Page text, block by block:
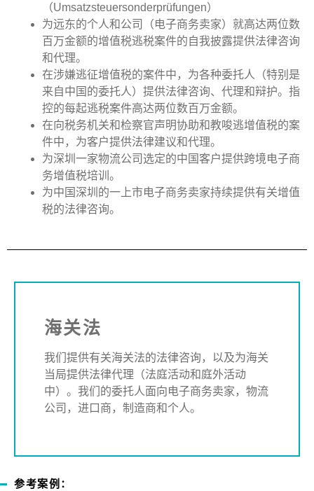
（Umsatzsteuersonderprüfungen）
为远东的个人和公司（电子商务卖家）就高达两位数
百万金额的增值税逃税案件的自我披露提供法律咨询
和代理。
在涉嫌逃征增值税的案件中，为各种委托人（特别是
来自中国的委托人）提供法律咨询、代理和辩护。指
控的每起逃税案件高达两位数百万金额。
在向税务机关和检察官声明协助和教唆逃增值税的案
件中，为客户提供法律建议和代理。
为深圳一家物流公司选定的中国客户提供跨境电子商
务增值税培训。
为中国深圳的一上市电子商务卖家持续提供有关增值
税的法律咨询。
海关法
我们提供有关海关法的法律咨询，以及为海关
当局提供法律代理（法庭活动和庭外活动
中）。我们的委托人面向电子商务卖家，物流
公司，进口商，制造商和个人。
参考案例：